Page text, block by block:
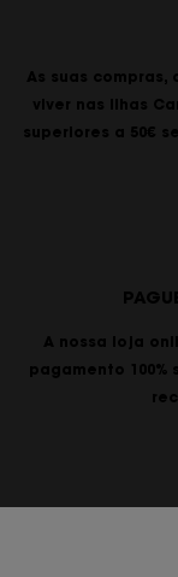
As suas
viver nas Ilhas
superiores a 50€
A nossa loja
pagamento